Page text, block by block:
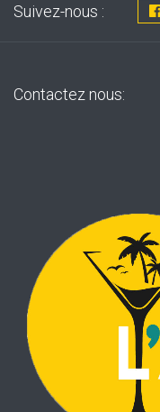
Suivez-nous :
Contactez nous: